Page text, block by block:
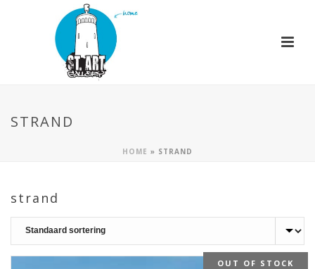
STRAND
HOME » STRAND
strand
OUT OF STOCK